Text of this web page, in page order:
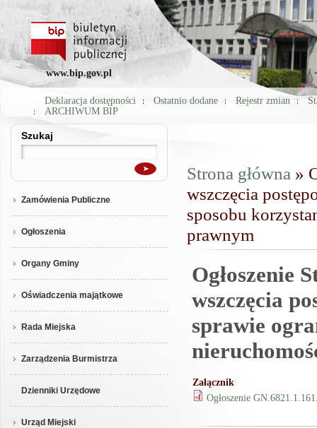
www.bip.gov.pl
Deklaracja dostępności Ostatnio dodane Rejestr zmian
ARCHIWUM BIP
Szukaj
Szukaj
Zamówienia Publiczne
Ogłoszenia
Organy Gminy
Oświadczenia majątkowe
Rada Miejska
Zarządzenia Burmistrza
Dzienniki Urzędowe
Urząd Miejski
Jesteś tutaj
Strona główna »
wszczęcia
sposobu
prawnym
Ogłoszenie
wszczęcia
sprawie
Załącznik
Ogłoszenie